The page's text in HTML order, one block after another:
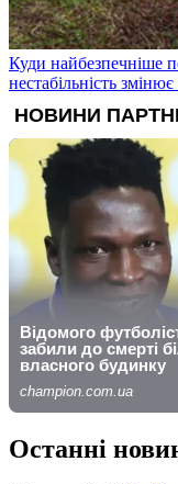
Куди найбезпечніше
нестабільність
Останні